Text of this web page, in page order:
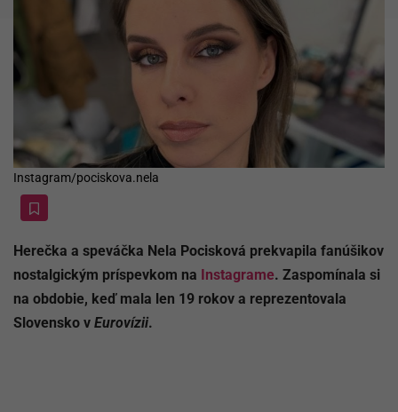
Instagram/pociskova.nela
Herečka a speváčka Nela Pocisková prekvapila fanúšikov
nostalgickým príspevkom na Instagrame. Zaspomínala si
na obdobie, keď mala len 19 rokov a reprezentovala
Slovensko v Eurovízii.